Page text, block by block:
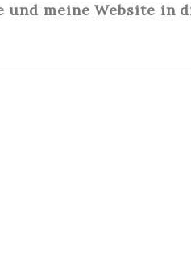
und meine Website in